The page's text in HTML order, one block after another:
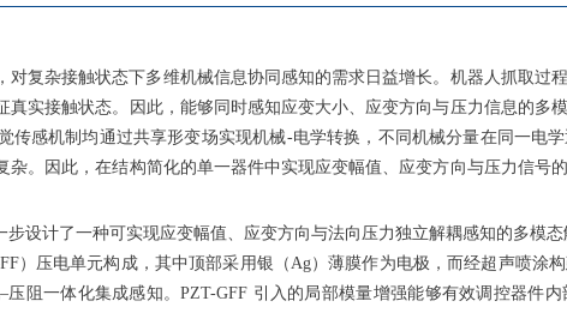
对复杂接触状态下多维机械信息协同感知的需求日益增长。机器人抓取过
实接触状态。因此，能够同时感知应变大小、应变方向与压力信息的多
传感机制均通过共享形变场实现机械-电学转换，不同机械分量在同一电
。因此，在结构简化的单一器件中实现应变幅值、应变方向与压力信号
设计了一种可实现应变幅值、应变方向与法向压力独立解耦感知的多模
）压电单元构成，其中顶部采用银（Ag）薄膜作为电极，而经超声喷涂
阻一体化集成感知。PZT-GFF 引入的局部模量增强能够有效调控器件